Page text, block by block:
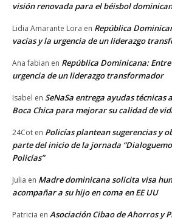
visión renovada para el béisbol
Lidia Amarante Lora en República
vacías y la urgencia de un liderazgo
Ana fabian en República Dominicana:
urgencia de un liderazgo transformador
Isabel en SeNaSa entrega ayudas técnicas
Boca Chica para mejorar su calidad de
24Cot en Policías plantean sugerencias y
parte del inicio de la jornada
Policías”
Julia en Madre dominicana solicita visa
acompañar a su hijo en coma en EE UU
Patricia en Asociación Cibao de Ahorros y